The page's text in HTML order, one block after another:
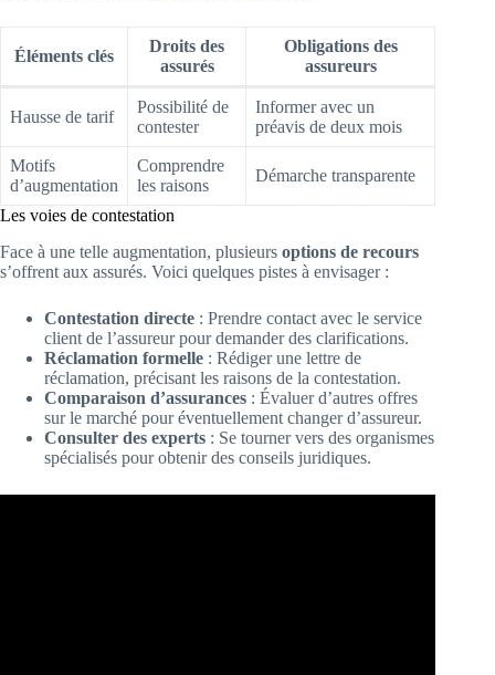
Éléments clés
Droits des
assurés
Obligations des
assureurs
Hausse de tarif
Possibilité de
contester
Informer avec un
préavis de deux mois
Motifs
d’augmentation
Comprendre
les raisons
Démarche transparente
Les voies de contestation
Face à une telle augmentation, plusieurs options de recours
s’offrent aux assurés. Voici quelques pistes à envisager :
Contestation directe : Prendre contact avec le service
client de l’assureur pour demander des clarifications.
Réclamation formelle : Rédiger une lettre de
réclamation, précisant les raisons de la contestation.
Comparaison d’assurances : Évaluer d’autres offres
sur le marché pour éventuellement changer d’assureur.
Consulter des experts : Se tourner vers des organismes
spécialisés pour obtenir des conseils juridiques.